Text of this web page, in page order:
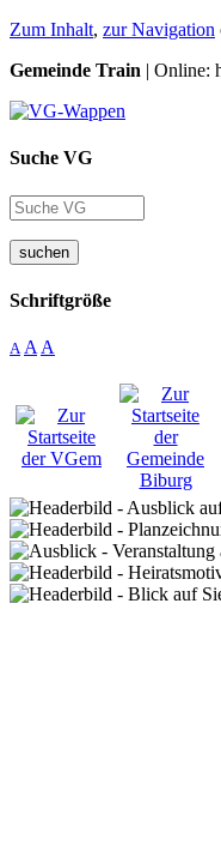
Zum Inhalt, zur Navigation
Gemeinde Train | Online:
Suche VG
suchen
Schriftgröße
A A A